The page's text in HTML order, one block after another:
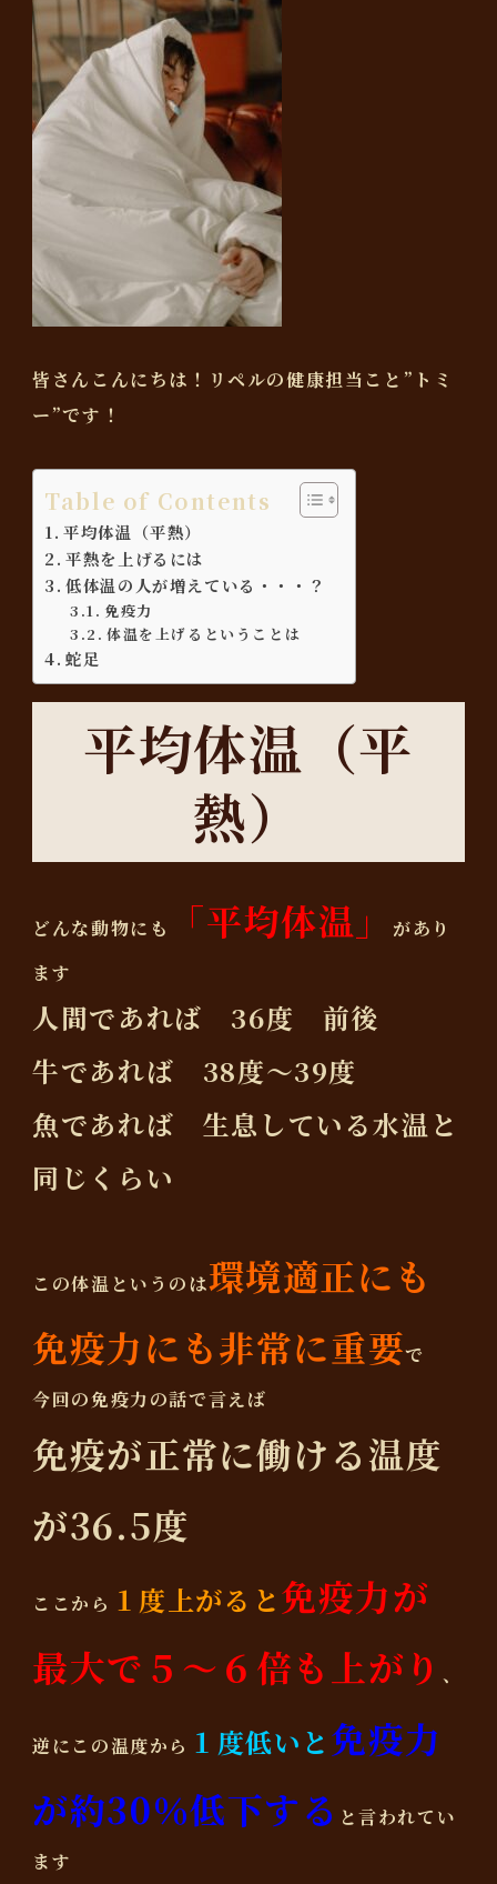
皆さんこんにちは！リペルの健康担当こと”トミ
ー”です！
Table of Contents
平均体温（平熱）
平熱を上げるには
低体温の人が増えている・・・？
免疫力
体温を上げるということは
蛇足
平均体温（平
熱）
どんな動物にも 「平均体温」
があり
ます
人間であれば 36度 前後
牛であれば 38度〜39度
魚であれば 生息している水温と
同じくらい
この体温というのは環境適正にも
免疫力にも非常に重要で
今回の免疫力の話で言えば
免疫が正常に働ける温度
が36.5度
ここから １度上がると免疫力が
最大で５〜６倍も上がり 、
逆にこの温度から １度低いと 免疫力
が約30％低下する と言われてい
ます